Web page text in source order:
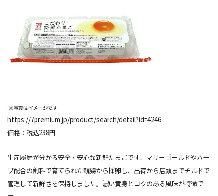
https://7premium.jp/product/search/detail?id=4246
価格：税込238円
生産履歴が分かる安全 ・ 安心な新鮮たまごです。マリーゴールドやハー
ブ配合の飼料で育てられた親鶏から採卵し、出荷から店頭までチルドで
管理して新鮮さを保持しました。濃い黄身とコクのある風味が特徴で